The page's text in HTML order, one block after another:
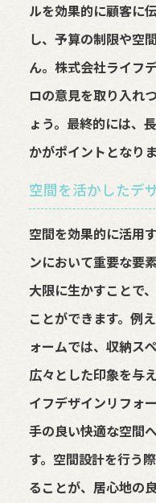
ルを効果的に顧客に
し、予算の制限や空
ん。株式会社ライフ
ロの意見を取り入れ
ょう。最終的には、
かがポイントとなりま
空間を活かしたデ
空間を効果的に活用
ンにおいて重要な要
大限に生かすことで
ことができます。例
ォームでは、収納ス
広々とした印象を与
イフデザインリフォ
手の良い快適な空間
す。空間設計を行う
ることが、居心地の